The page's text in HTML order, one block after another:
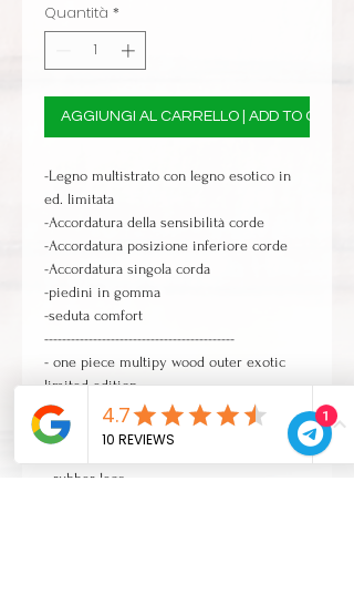
Quantità *
AGGIUNGI AL CARRELLO | ADD TO CART
-Legno multistrato con legno esotico in
ed. limitata
-Accordatura della sensibilità corde
-Accordatura posizione inferiore corde
-Accordatura singola corda
-piedini in gomma
-seduta comfort
-------------------------------------------
- one piece multipy wood outer exotic
limited edition
- upper wires sensitiveness tuning
- lower wires sensitiveness tuning
- rubber legs
1